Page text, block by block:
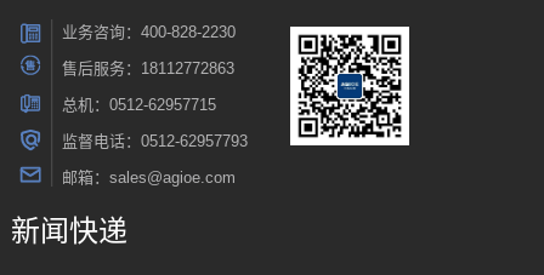
业务咨询：400-828-2230
售后服务：18112772863
总机：0512-62957715
监督电话：0512-62957793
邮箱：sales@agioe.com
新闻快递